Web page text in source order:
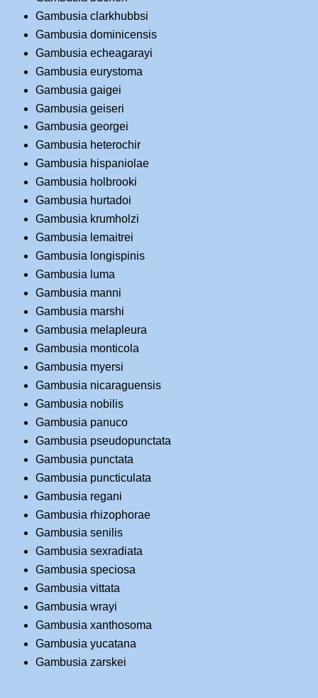
Gambusia clarkhubbsi
Gambusia dominicensis
Gambusia echeagarayi
Gambusia eurystoma
Gambusia gaigei
Gambusia geiseri
Gambusia georgei
Gambusia heterochir
Gambusia hispaniolae
Gambusia holbrooki
Gambusia hurtadoi
Gambusia krumholzi
Gambusia lemaitrei
Gambusia longispinis
Gambusia luma
Gambusia manni
Gambusia marshi
Gambusia melapleura
Gambusia monticola
Gambusia myersi
Gambusia nicaraguensis
Gambusia nobilis
Gambusia panuco
Gambusia pseudopunctata
Gambusia punctata
Gambusia puncticulata
Gambusia regani
Gambusia rhizophorae
Gambusia senilis
Gambusia sexradiata
Gambusia speciosa
Gambusia vittata
Gambusia wrayi
Gambusia xanthosoma
Gambusia yucatana
Gambusia zarskei